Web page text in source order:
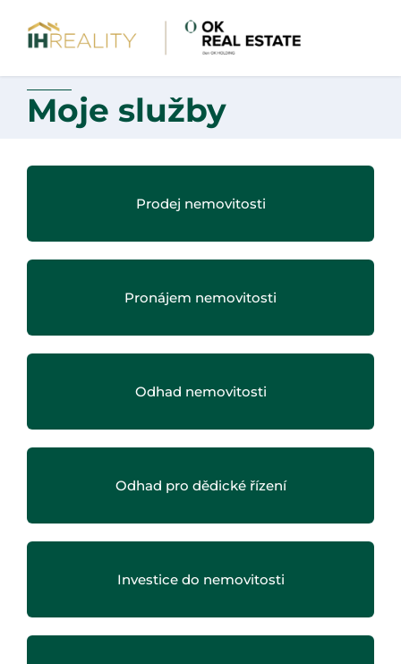
Moje služby
Prodej nemovitosti
Pronájem nemovitosti
Odhad nemovitosti
Odhad pro dědické řízení
Investice do nemovitosti